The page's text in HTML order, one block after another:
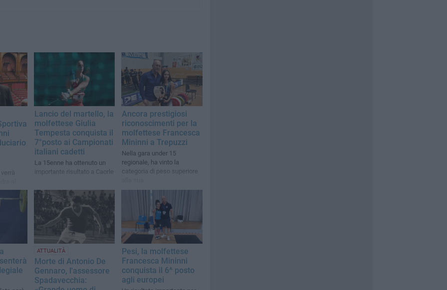
di
Lancio del martello, la
molfettese Giulia
Tempesta conquista il
7°posto ai Campionati
italiani cadetti
La 15enne ha ottenuto un
importante risultato a Caorle
Ancora prestigiosi
riconoscimenti per la
molfettese Francesca
Mininni a Trepuzzi
Nella gara under 15
regionale, ha vinto la
categoria di peso superiore
ATTUALITÀ
Morte di Antonio De
Gennaro, l'assessore
Spadavecchia:
Pesi, la molfettese
Francesca Mininni
conquista il 6^ posto
agli europei